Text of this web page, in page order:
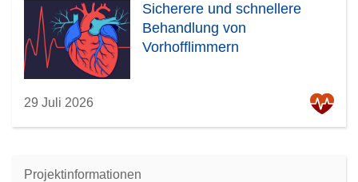
Sicherere und schnellere
Behandlung von
Vorhofflimmern
29 Juli 2026
Projektinformationen